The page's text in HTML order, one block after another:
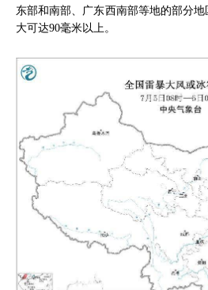
东部和南部、广东西南部等地的部分
大可达90毫米以上。